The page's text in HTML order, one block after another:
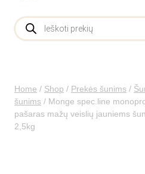
Home / Shop / Prekės šunims /
šunims / Monge spec.line
pašaras mažų veislių jauniems
2,5kg